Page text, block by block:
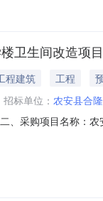
卫生间改造项
程建筑 工程
招标单位： 农安县合
、采购项目名称：
十、其它事项1、